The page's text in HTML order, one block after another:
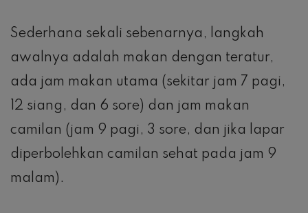
Sederhana sekali sebenarnya, langkah
awalnya adalah makan dengan teratur,
ada jam makan utama (sekitar jam 7 pagi,
12 siang, dan 6 sore) dan jam makan
camilan (jam 9 pagi, 3 sore, dan jika lapar
diperbolehkan camilan sehat pada jam 9
malam).